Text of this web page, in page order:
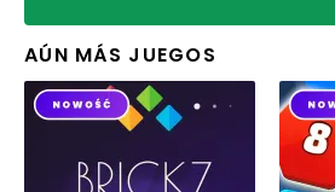
AÚN MÁS JUEGOS